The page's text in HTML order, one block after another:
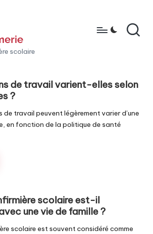
scolaire
de travail varient-elles selon
?
de travail peuvent légèrement varier d’une
en fonction de la politique de santé
scolaire est-il
une vie de famille ?
scolaire est souvent considéré comme